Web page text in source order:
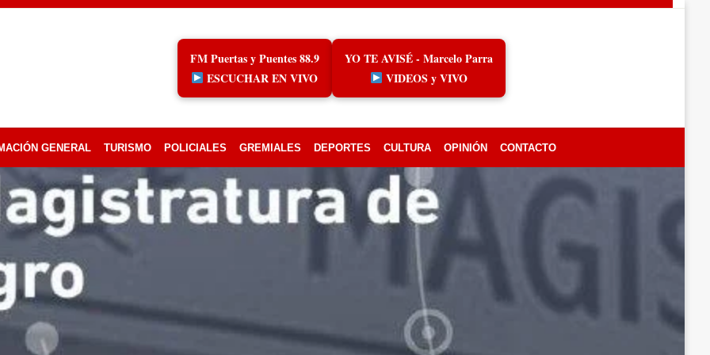
FM Puertas y Puentes 88.9
ESCUCHAR EN VIVO
YO TE AVISÉ - Marcelo Parra
VIDEOS y VIVO
GENERAL TURISMO POLICIALES GREMIALES DEPORTES CULTURA OPINIÓN CONTACTO